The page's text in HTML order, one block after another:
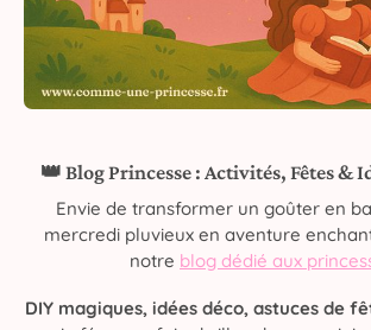
👑 Blog Princesse : Activités, Fêtes &
Envie de transformer un goûter en
mercredi pluvieux en aventure
notre blog dédié aux
DIY magiques, idées déco, astuces de